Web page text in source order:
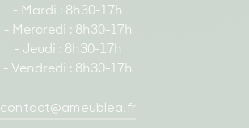
- Mardi : 8h30-17h
- Mercredi : 8h30-17h
- Jeudi : 8h30-17h
- Vendredi : 8h30-17h
contact@ameublea.fr